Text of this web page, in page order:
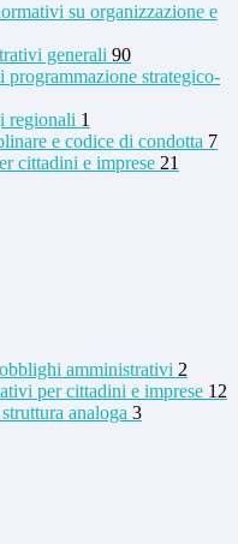
su organizzazione e
generali 90
programmazione strategico-
regionali 1
e codice di condotta 7
cittadini e imprese 21
amministrativi 2
per cittadini e imprese 12
analoga 3